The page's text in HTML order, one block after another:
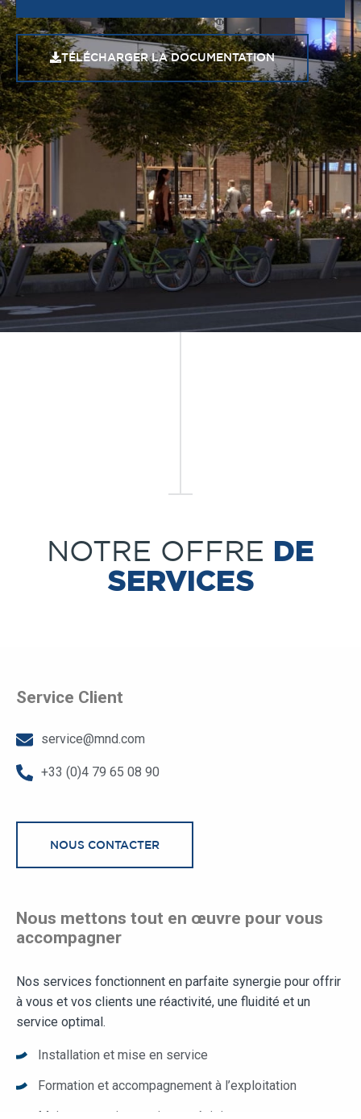
TÉLÉCHARGER LA DOCUMENTATION
NOTRE OFFRE DE
SERVICES
Service Client
service@mnd.com
+33 (0)4 79 65 08 90
NOUS CONTACTER
Nous mettons tout en œuvre pour vous
accompagner
Nos services fonctionnent en parfaite synergie pour offrir
à vous et vos clients une réactivité, une fluidité et un
service optimal.
Installation et mise en service
Formation et accompagnement à l’exploitation